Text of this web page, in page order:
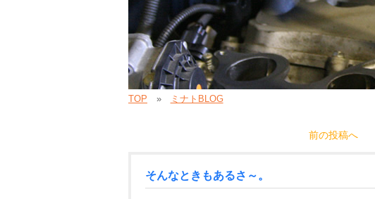
TOP ミナトBLOG
前の投稿へ
そんなときもあるさ～。